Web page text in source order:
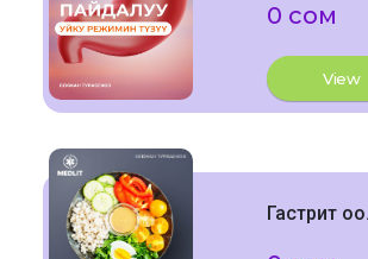
0 сом
View
Гастрит